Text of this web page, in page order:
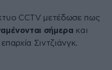
CCTV μετέδωσε πως
σήμερα και
Σιντζιάνγκ.